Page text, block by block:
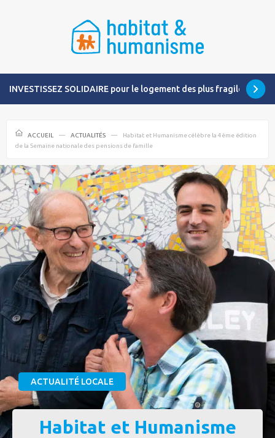
INVESTISSEZ SOLIDAIRE pour le logement des plus fragiles
ACCUEIL ACTUALITÉS
Habitat et Humanisme célèbre la 4ème édition
de la Semaine nationale des pensions de famille
ACTUALITÉ LOCALE
Habitat et Humanisme